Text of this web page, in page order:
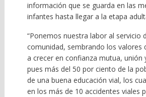
información que se guarda en las
infantes hasta llegar a la etapa
“Ponemos nuestra labor al servicio
comunidad, sembrando los valores
a crecer en confianza mutua, unión
pues más del 50 por ciento de la
de una buena educación vial, los
en los más de 10 accidentes viales